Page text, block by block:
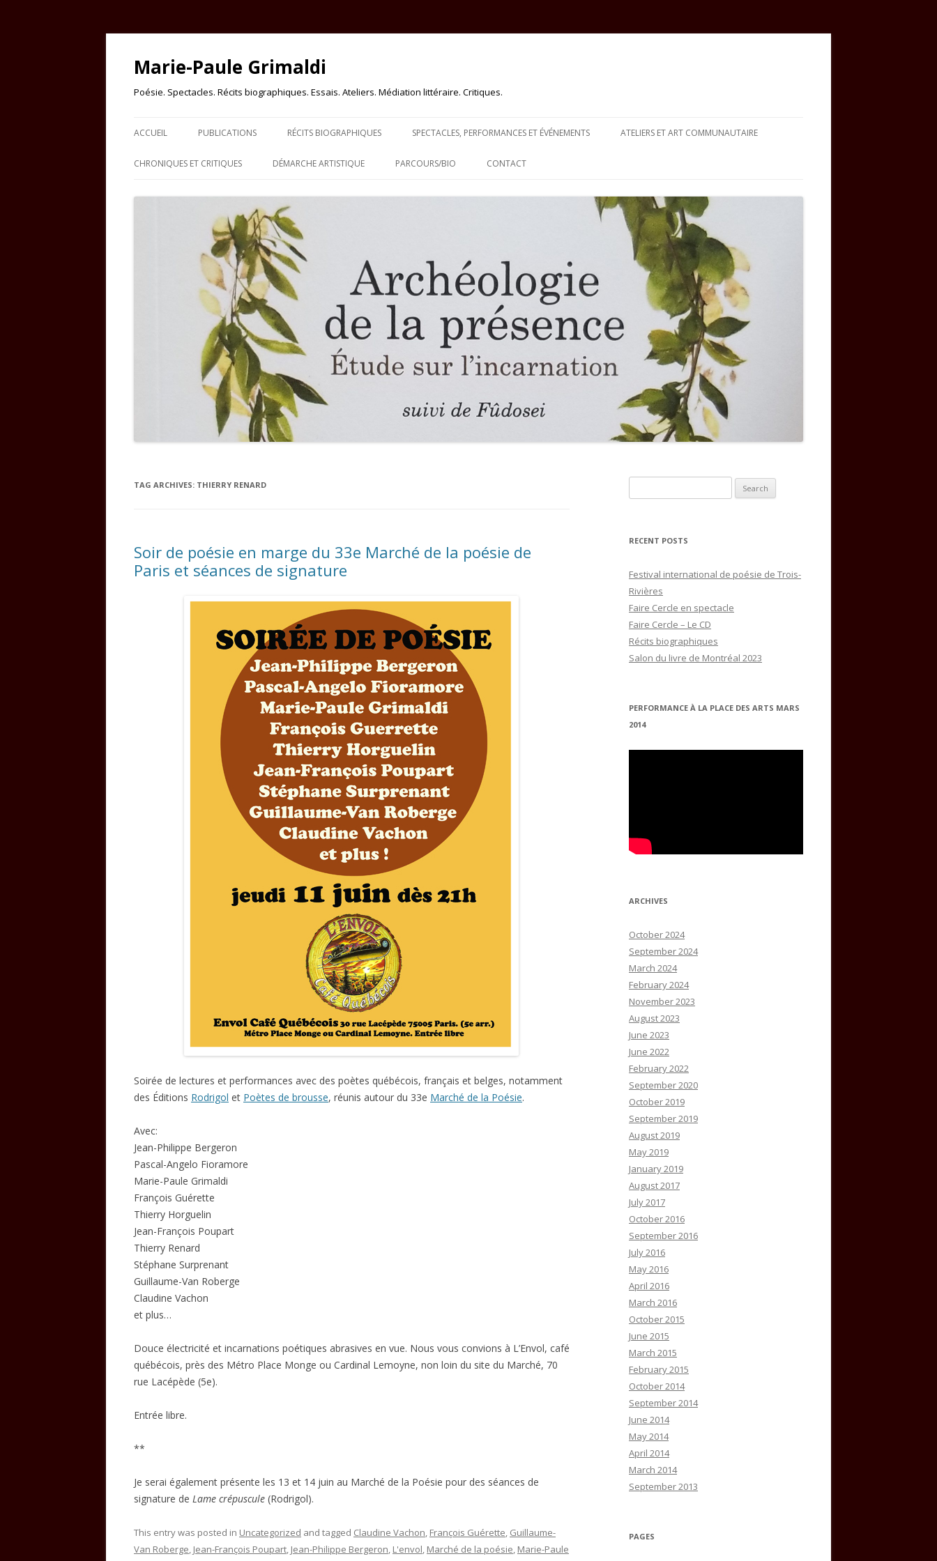
Marie-Paule Grimaldi
Poésie. Spectacles. Récits biographiques. Essais. Ateliers. Médiation littéraire. Critiques.
ACCUEIL PUBLICATIONS RÉCITS BIOGRAPHIQUES SPECTACLES, PERFORMANCES ET ÉVÉNEMENTS ATELIERS ET ART COMMUNAUTAIRE
CHRONIQUES ET CRITIQUES DÉMARCHE ARTISTIQUE PARCOURS/BIO CONTACT
TAG ARCHIVES: THIERRY RENARD
Soir de poésie en marge du 33e Marché de la poésie de
Paris et séances de signature
Soirée de lectures et performances avec des poètes québécois, français et belges, notamment
des Éditions Rodrigol et Poètes de brousse, réunis autour du 33e Marché de la Poésie.
Avec:
Jean-Philippe Bergeron
Pascal-Angelo Fioramore
Marie-Paule Grimaldi
François Guérette
Thierry Horguelin
Jean-François Poupart
Thierry Renard
Stéphane Surprenant
Guillaume-Van Roberge
Claudine Vachon
et plus…
Douce électricité et incarnations poétiques abrasives en vue. Nous vous convions à L’Envol, café
québécois, près des Métro Place Monge ou Cardinal Lemoyne, non loin du site du Marché, 70
rue Lacépède (5e).
Entrée libre.
**
Je serai également présente les 13 et 14 juin au Marché de la Poésie pour des séances de
signature de Lame crépuscule (Rodrigol).
This entry was posted in Uncategorized and tagged Claudine Vachon, François Guérette, Guillaume-
Van Roberge, Jean-François Poupart, Jean-Philippe Bergeron, L'envol, Marché de la poésie, Marie-Paule
for:
RECENT POSTS
Festival international de poésie de Trois-
Rivières
Faire Cercle en spectacle
Faire Cercle – Le CD
Récits biographiques
Salon du livre de Montréal 2023
PERFORMANCE À LA PLACE DES ARTS MARS
2014
ARCHIVES
October 2024
September 2024
March 2024
February 2024
November 2023
August 2023
June 2023
June 2022
February 2022
September 2020
October 2019
September 2019
August 2019
May 2019
January 2019
August 2017
July 2017
October 2016
September 2016
July 2016
May 2016
April 2016
March 2016
October 2015
June 2015
March 2015
February 2015
October 2014
September 2014
June 2014
May 2014
April 2014
March 2014
September 2013
PAGES